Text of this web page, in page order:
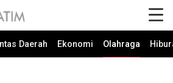
Daerah Ekonomi Olahraga